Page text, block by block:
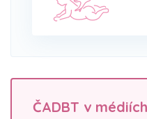
ČADBT v médiích